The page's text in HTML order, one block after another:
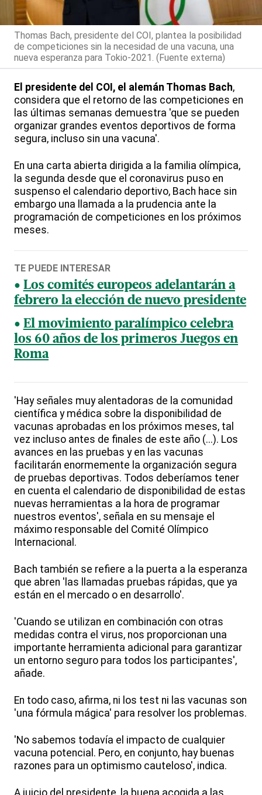
Thomas Bach, presidente del COI, plantea la posibilidad
de competiciones sin la necesidad de una vacuna, una
nueva esperanza para Tokio-2021. (Fuente externa)
El presidente del COI, el alemán Thomas Bach,
considera que el retorno de las competiciones en
las últimas semanas demuestra 'que se pueden
organizar grandes eventos deportivos de forma
segura, incluso sin una vacuna'.
En una carta abierta dirigida a la familia olímpica,
la segunda desde que el coronavirus puso en
suspenso el calendario deportivo, Bach hace sin
embargo una llamada a la prudencia ante la
programación de competiciones en los próximos
meses.
TE PUEDE INTERESAR
Los comités europeos adelantarán a
febrero la elección de nuevo presidente
El movimiento paralímpico celebra
los 60 años de los primeros Juegos en
Roma
'Hay señales muy alentadoras de la comunidad
científica y médica sobre la disponibilidad de
vacunas aprobadas en los próximos meses, tal
vez incluso antes de finales de este año (...). Los
avances en las pruebas y en las vacunas
facilitarán enormemente la organización segura
de pruebas deportivas. Todos deberíamos tener
en cuenta el calendario de disponibilidad de estas
nuevas herramientas a la hora de programar
nuestros eventos', señala en su mensaje el
máximo responsable del Comité Olímpico
Internacional.
Bach también se refiere a la puerta a la esperanza
que abren 'las llamadas pruebas rápidas, que ya
están en el mercado o en desarrollo'.
'Cuando se utilizan en combinación con otras
medidas contra el virus, nos proporcionan una
importante herramienta adicional para garantizar
un entorno seguro para todos los participantes',
añade.
En todo caso, afirma, ni los test ni las vacunas son
'una fórmula mágica' para resolver los problemas.
'No sabemos todavía el impacto de cualquier
vacuna potencial. Pero, en conjunto, hay buenas
razones para un optimismo cauteloso', indica.
A juicio del presidente, la buena acogida a las